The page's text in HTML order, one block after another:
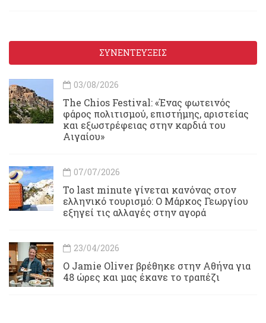
ΣΥΝΕΝΤΕΥΞΕΙΣ
03/08/2026
Τhe Chios Festival: «Ένας φωτεινός
φάρος πολιτισμού, επιστήμης, αριστείας
και εξωστρέφειας στην καρδιά του
Αιγαίου»
07/07/2026
Το last minute γίνεται κανόνας στον
ελληνικό τουρισμό: Ο Μάρκος Γεωργίου
εξηγεί τις αλλαγές στην αγορά
23/04/2026
Ο Jamie Oliver βρέθηκε στην Αθήνα για
48 ώρες και μας έκανε το τραπέζι